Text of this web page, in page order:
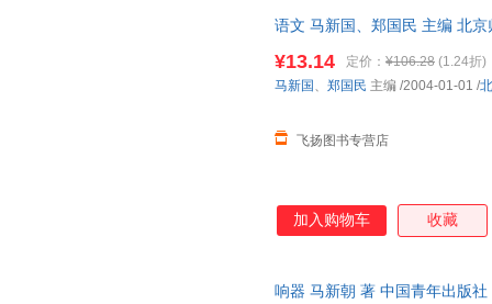
家涉及广泛的科学领域，每位
言，将科学家最重要的成就展
科学家传记书稿的过程中，我
语文 马新国、郑国民 主编 北
¥13.14 定价： ¥106.28 (1.24折)
飞扬图书专营店
马新国 、 郑国民 主编 /2004-01-01 /
加入购物车 收藏
响器 马新朝 著 中国青年出版